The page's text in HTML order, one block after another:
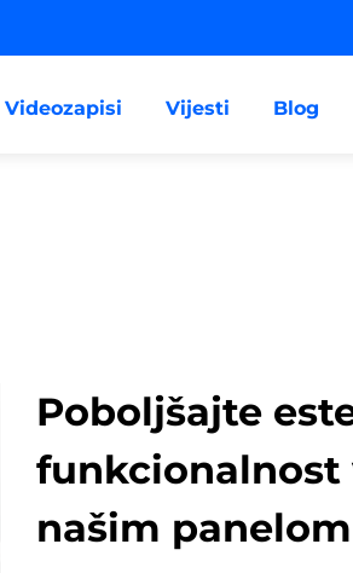
Videozapisi Vijesti Blog
Poboljšajte
funkcionalnost
našim